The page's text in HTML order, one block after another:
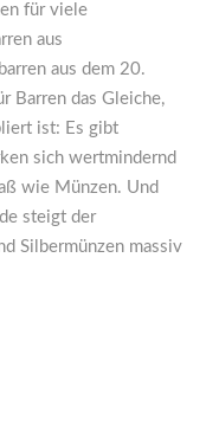
für viele
aus
aus dem 20.
Barren das Gleiche,
ist: Es gibt
sich wertmindernd
wie Münzen. Und
steigt der
Silbermünzen massiv